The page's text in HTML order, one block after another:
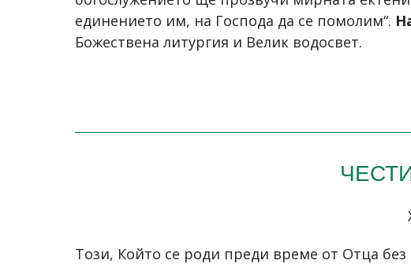
единението им, на Господа да се помолим“.
Божествена литургия и Велик водосвет.
Този, Който се роди преди време от Отца